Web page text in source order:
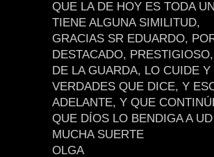
QUE LA DE HOY ES TODA
TIENE ALGUNA SIMILITUD,
GRACIAS SR EDUARDO,
DESTACADO,
DE LA GUARDA, LO CUIDE
VERDADES QUE DICE, Y
ADELANTE, Y QUE
QUE DÍOS LO BENDIGA A
MUCHA SUERTE
OLGA